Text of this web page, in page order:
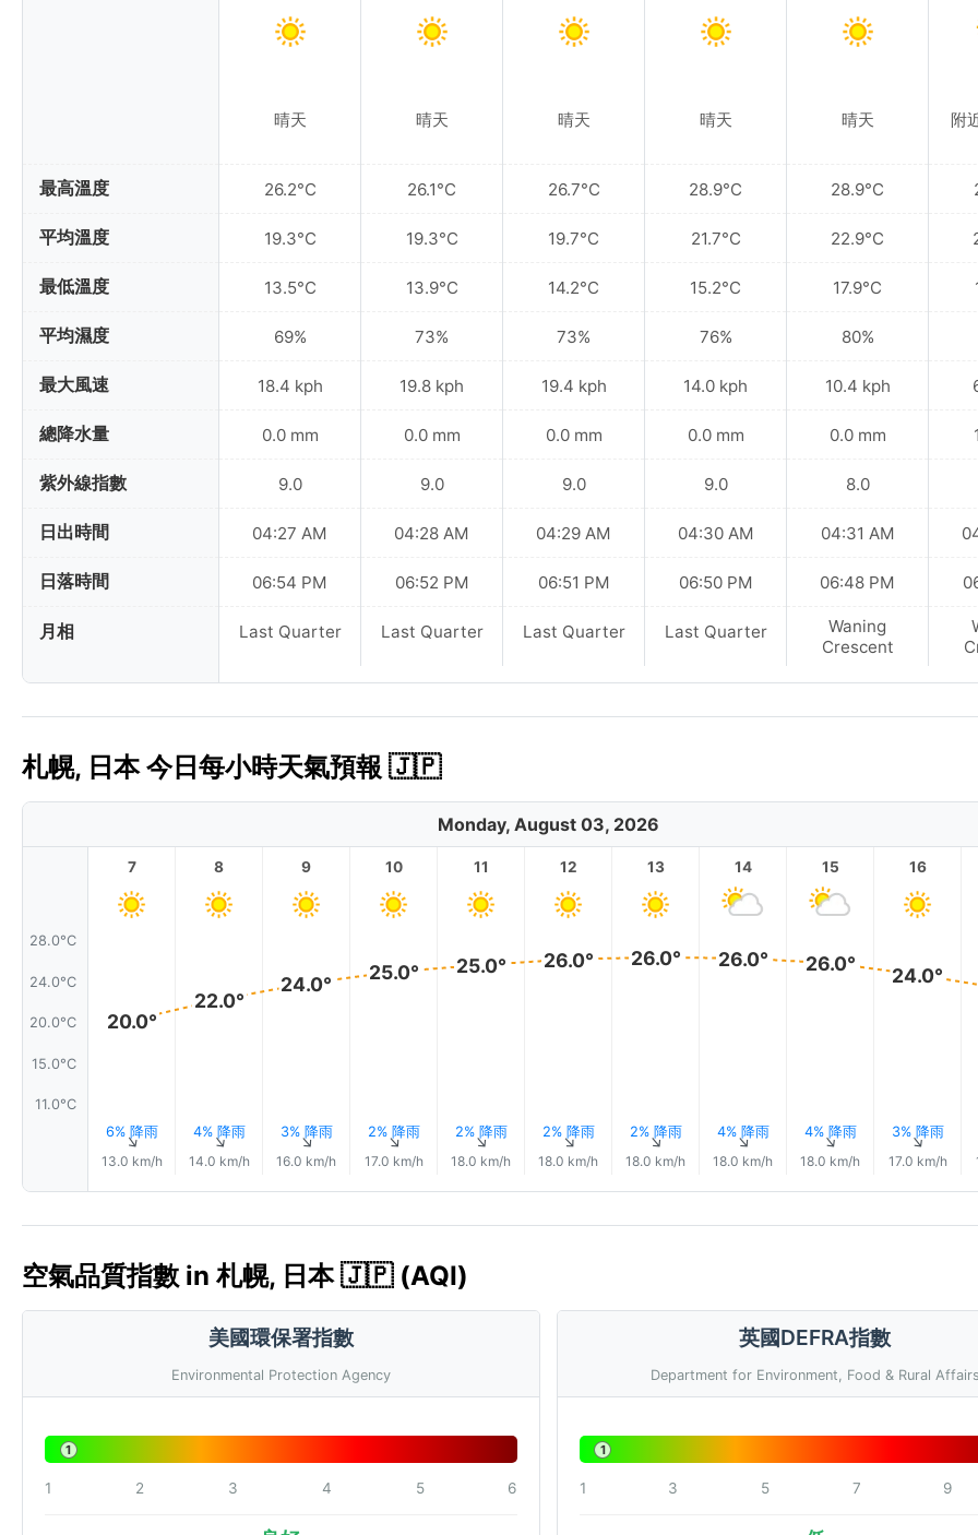
最高溫度
平均溫度
最低溫度
平均濕度
最大風速
總降水量
紫外線指數
日出時間
日落時間
月相
晴天
26.2°C
19.3°C
13.5°C
69%
18.4 kph
0.0 mm
9.0
04:27 AM
06:54 PM
Last Quarter
晴天
26.1°C
19.3°C
13.9°C
73%
19.8 kph
0.0 mm
9.0
04:28 AM
06:52 PM
Last Quarter
晴天
26.7°C
19.7°C
14.2°C
73%
19.4 kph
0.0 mm
9.0
04:29 AM
06:51 PM
Last Quarter
晴天
28.9°C
21.7°C
15.2°C
76%
14.0 kph
0.0 mm
9.0
04:30 AM
06:50 PM
Last Quarter
晴天
28.9°C
22.9°C
17.9°C
80%
10.4 kph
0.0 mm
8.0
04:31 AM
06:48 PM
Waning
Crescent
附
札幌, 日本 今日每小時天氣預報 🇯🇵
Monday, August 03, 2026
28.0°C
24.0°C
20.0°C
15.0°C
11.0°C
7
20.0°
6% 降雨
↑
13.0 km/h
8
22.0°
4% 降雨
↑
14.0 km/h
9
24.0°
3% 降雨
↑
16.0 km/h
10
25.0°
2% 降雨
↑
17.0 km/h
11
25.0°
2% 降雨
↑
18.0 km/h
12
26.0°
2% 降雨
↑
18.0 km/h
13
26.0°
2% 降雨
↑
18.0 km/h
14
26.0°
4% 降雨
↑
18.0 km/h
15
26.0°
4% 降雨
↑
18.0 km/h
16
24.0°
3% 降雨
↑
17.0 km/h
空氣品質指數 in 札幌, 日本 🇯🇵 (AQI)
美國環保署指數
Environmental Protection Agency
1
1 2 3 4 5 6
英國DEFRA指數
Department for Environment, Food & Rural
1
1 3 5 7 9